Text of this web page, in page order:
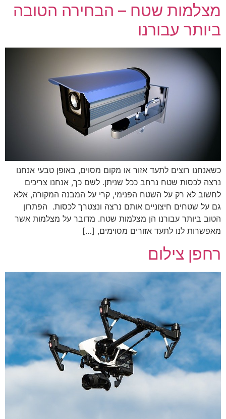
מצלמות שטח – הבחירה הטובה
ביותר עבורנו
כשאנחנו רוצים לתעד אזור או מקום מסוים, באופן טבעי אנחנו
נרצה לכסות שטח נרחב ככל שניתן. לשם כך, אנחנו צריכים
לחשוב לא רק על השטח הפנימי, קרי על המבנה המקורה, אלא
גם על שטחים חיצוניים אותם נרצה ונצטרך לכסות. הפתרון
הטוב ביותר עבורנו הן מצלמות שטח. מדובר על מצלמות אשר
מאפשרות לנו לתעד אזורים מסוימים, […]
רחפן צילום